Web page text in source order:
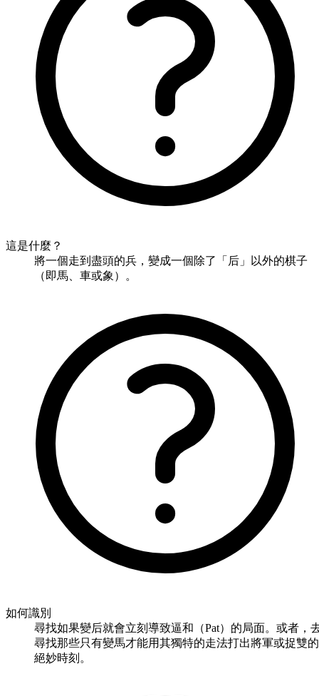
這是什麼？
將一個走到盡頭的兵，變成一個除了「后」以外的棋子
（即馬、車或象）。
如何識別
尋找如果變后就會立刻導致逼和（Pat）的局面。或者，
尋找那些只有變馬才能用其獨特的走法打出將軍或捉雙的
絕妙時刻。